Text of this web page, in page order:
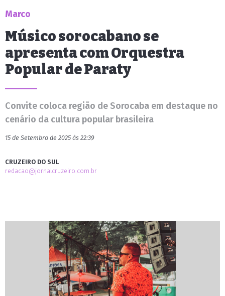
Marco
Músico sorocabano se
apresenta com Orquestra
Popular de Paraty
Convite coloca região de Sorocaba em destaque no
cenário da cultura popular brasileira
15 de Setembro de 2025 às 22:39
CRUZEIRO DO SUL
redacao@jornalcruzeiro.com.br